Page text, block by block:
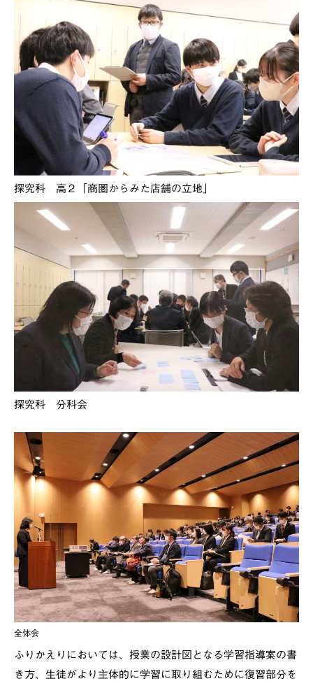
探究科 高２「商圏からみた店舗の立地」
探究科 分科会
全体会
ふりかえりにおいては、授業の設計図となる学習指導案の書
き方、生徒がより主体的に学習に取り組むために復習部分を